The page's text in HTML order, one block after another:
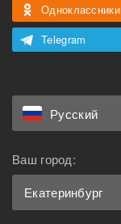
Одноклассники
Telegram
Русский
Ваш город:
Екатеринбург